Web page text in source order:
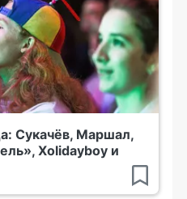
Сукачёв, Маршал,
Xolidayboy и